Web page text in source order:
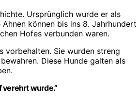
Ursprünglich wurde er als
können bis ins 8. Jahrhundert
Hofes verbunden waren.
vorbehalten. Sie wurden streng
Diese Hunde galten als
verehrt wurde.”